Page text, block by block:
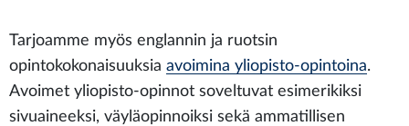
Tarjoamme myös englannin ja ruotsin
opintokokonaisuuksia avoimina yliopisto-opintoina.
Avoimet yliopisto-opinnot soveltuvat esimerikiksi
sivuaineeksi, väyläopinnoiksi sekä ammatillisen